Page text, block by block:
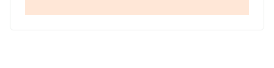
Fluixa S.L; en cambio, por debajo se encuentran